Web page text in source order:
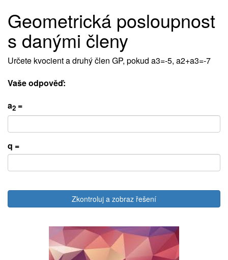
Geometrická posloupnost
s danými členy
Určete kvocient a druhý člen GP, pokud a3=-5, a2+a3=-7
Vaše odpověď:
a2 =
q =
Zkontroluj a zobraz řešení